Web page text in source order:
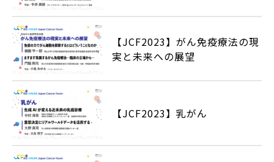
【JCF2023】がん免疫療法の現
実と未来への展望
【JCF2023】乳がん